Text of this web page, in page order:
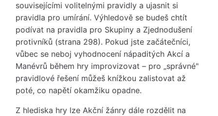
souvisejícími volitelnými pravidly a ujasnit si
pravidla pro umírání. Výhledově se budeš chtít
podívat na pravidla pro Skupiny a Zjednodušení
protivníků (strana 298). Pokud jste začátečníci,
vůbec se neboj vyhodnocení nápaditých Akcí a
Manévrů během hry improvizovat – pro „správné"
pravidlové řešení můžeš knížkou zalistovat až
poté, co napětí okamžiku opadne.
Z hlediska hry lze Akční žánry dále rozdělit na